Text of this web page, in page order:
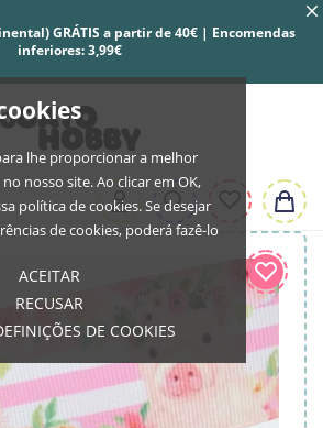
lhe proporcionar a melhor
nosso site. Ao clicar em OK,
política de cookies. Se desejar
de cookies, poderá fazê-lo
ACEITAR
RECUSAR
DE COOKIES
GRÁTIS a partir de 40€ | Encomendas
inferiores: 3,99€